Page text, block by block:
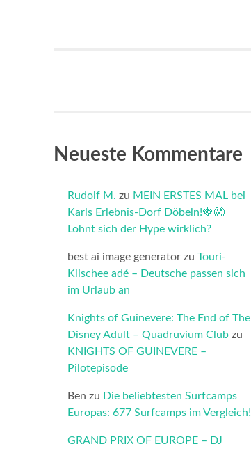
Neueste Kommentare
Rudolf M. zu MEIN ERSTES MAL bei
Karls Erlebnis-Dorf Döbeln!🍓😱
Lohnt sich der Hype wirklich?
best ai image generator zu Touri-
Klischee adé – Deutsche passen sich
im Urlaub an
Knights of Guinevere: The End of The
Disney Adult – Quadruvium Club zu
KNIGHTS OF GUINEVERE –
Pilotepisode
Ben zu Die beliebtesten Surfcamps
Europas: 677 Surfcamps im Vergleich!
GRAND PRIX OF EUROPE – DJ